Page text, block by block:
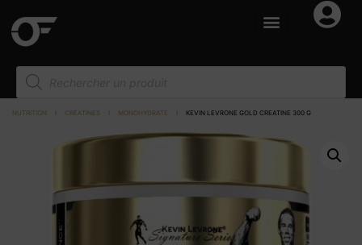
NUTRITION CRÉATINES MONOHYDRATE KEVIN LEVRONE GOLD CREATINE 300 G